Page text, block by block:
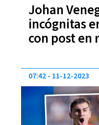
Johan
incógnitas
con post en
07:42 11-12-2023